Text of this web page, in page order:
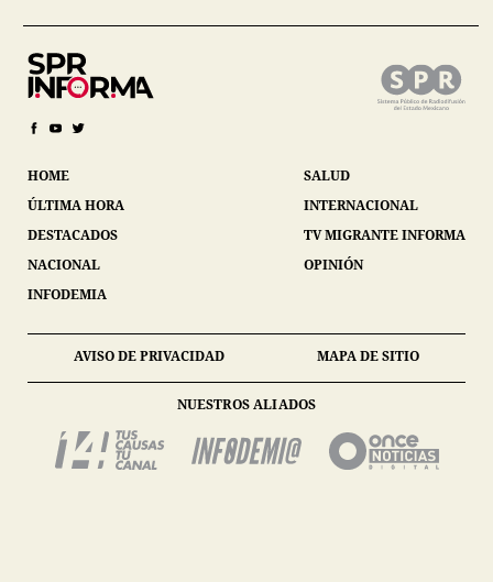
HOME
ÚLTIMA HORA
DESTACADOS
NACIONAL
INFODEMIA
SALUD
INTERNACIONAL
TV MIGRANTE INFORMA
OPINIÓN
AVISO DE PRIVACIDAD MAPA DE SITIO
NUESTROS ALIADOS